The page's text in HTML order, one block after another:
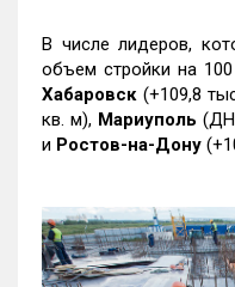
В числе лидеров,
объем стройки на
Хабаровск (+109,8
кв. м), Мариуполь
и Ростов-на-Дону